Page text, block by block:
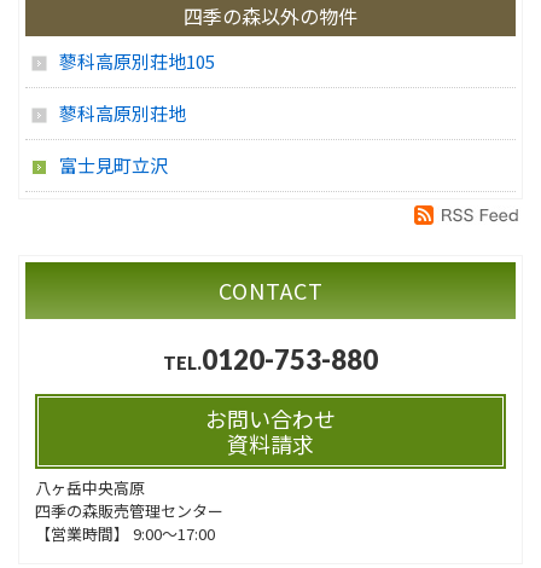
四季の森以外の物件
蓼科高原別荘地105
蓼科高原別荘地
富士見町立沢
CONTACT
TEL.0120-753-880
お問い合わせ
資料請求
八ヶ岳中央高原
四季の森販売管理センター
【営業時間】 9:00～17:00